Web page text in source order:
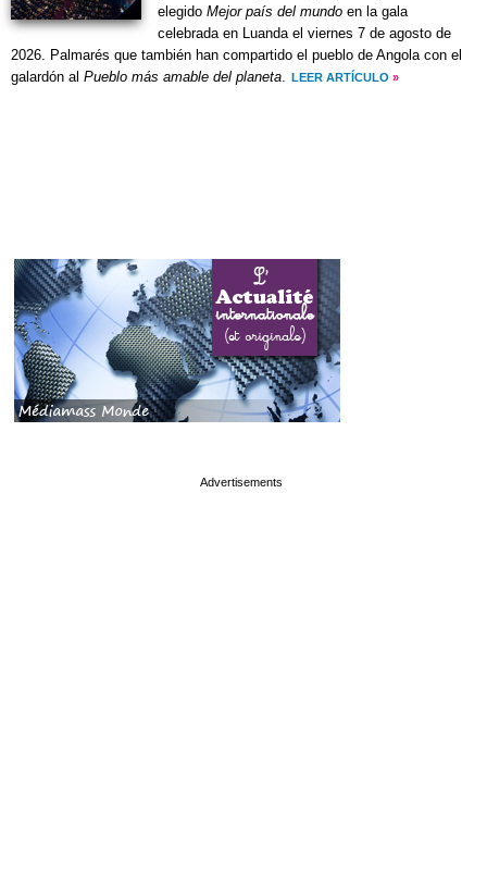
elegido Mejor país del mundo en la gala
celebrada en Luanda el viernes 7 de agosto de
2026. Palmarés que también han compartido el pueblo de Angola con el
galardón al Pueblo más amable del planeta. LEER ARTÍCULO »